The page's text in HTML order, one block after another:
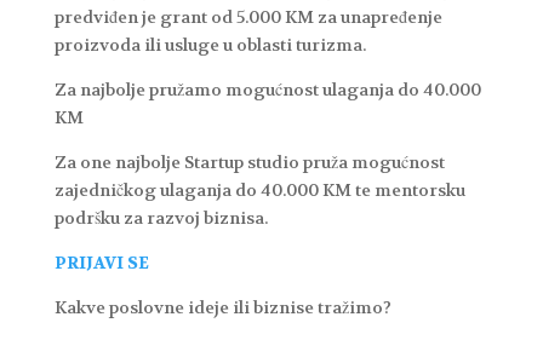
predviđen je grant od 5.000 KM za unapređenje
proizvoda ili usluge u oblasti turizma.
Za najbolje pružamo mogućnost ulaganja do 40.000
KM
Za one najbolje Startup studio pruža mogućnost
zajedničkog ulaganja do 40.000 KM te mentorsku
podršku za razvoj biznisa.
PRIJAVI SE
Kakve poslovne ideje ili biznise tražimo?